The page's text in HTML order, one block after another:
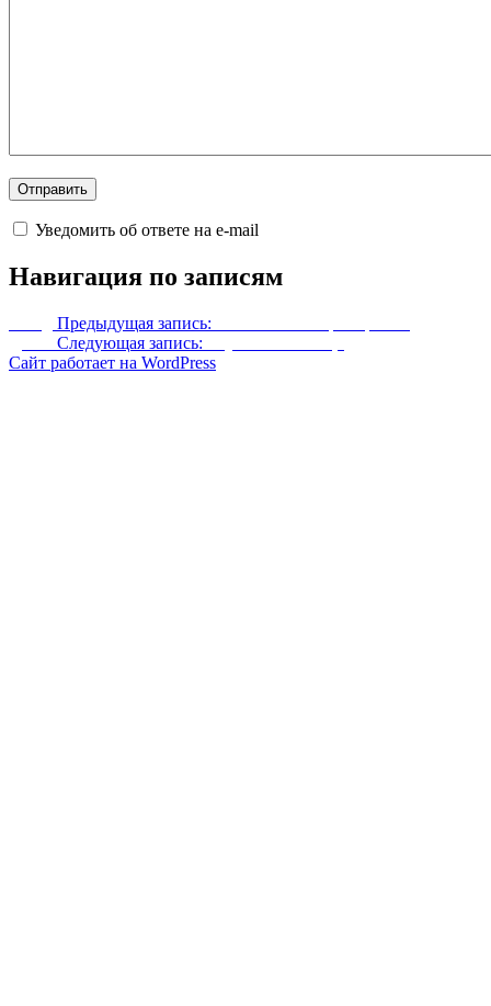
Уведомить об ответе на e-mail
Навигация по записям
Предыдущая запись:
Следующая запись:
Сайт работает на WordPress